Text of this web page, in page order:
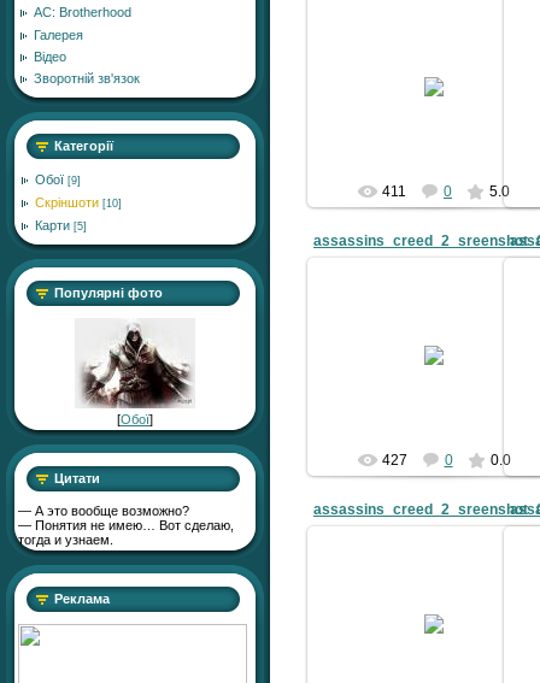
AC: Brotherhood
Галерея
Відео
Зворотній зв'язок
Категорії
Обої [9]
Скріншоти [10]
Карти [5]
Популярні фото
[Обої]
Цитати
— А это вообще возможно?
— Понятия не имею… Вот сделаю,
тогда и узнаем.
Реклама
411 0 5.0
427 0 0.0